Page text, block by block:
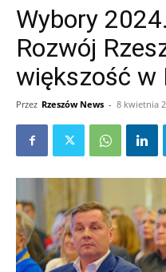
Wybory
Rozwój
większość w
Przez Rzeszów News - 8 kwietnia